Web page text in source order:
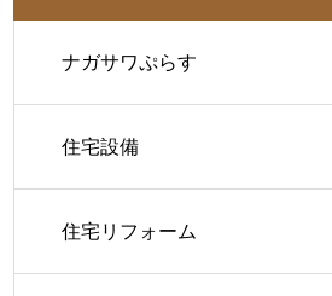
ナガサワぷらす
住宅設備
住宅リフォーム